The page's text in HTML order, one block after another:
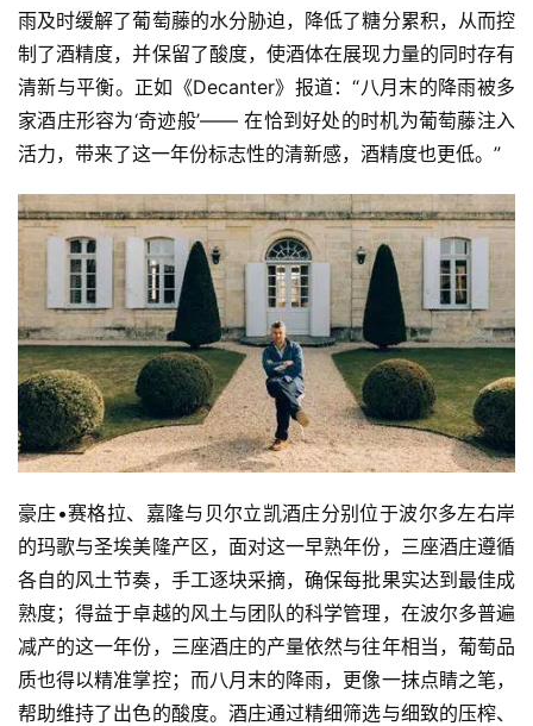
雨及时缓解了葡萄藤的水分胁迫，降低了糖分累积，从而控
制了酒精度，并保留了酸度，使酒体在展现力量的同时存有
清新与平衡。正如《Decanter》报道：“八月末的降雨被多
家酒庄形容为‘奇迹般’—— 在恰到好处的时机为葡萄藤注入
活力，带来了这一年份标志性的清新感，酒精度也更低。”
豪庄•赛格拉、嘉隆与贝尔立凯酒庄分别位于波尔多左右岸
的玛歌与圣埃美隆产区，面对这一早熟年份，三座酒庄遵循
各自的风土节奏，手工逐块采摘，确保每批果实达到最佳成
熟度；得益于卓越的风土与团队的科学管理，在波尔多普遍
减产的这一年份，三座酒庄的产量依然与往年相当，葡萄品
质也得以精准掌控；而八月末的降雨，更像一抹点睛之笔，
帮助维持了出色的酸度。酒庄通过精细筛选与细致的压榨、